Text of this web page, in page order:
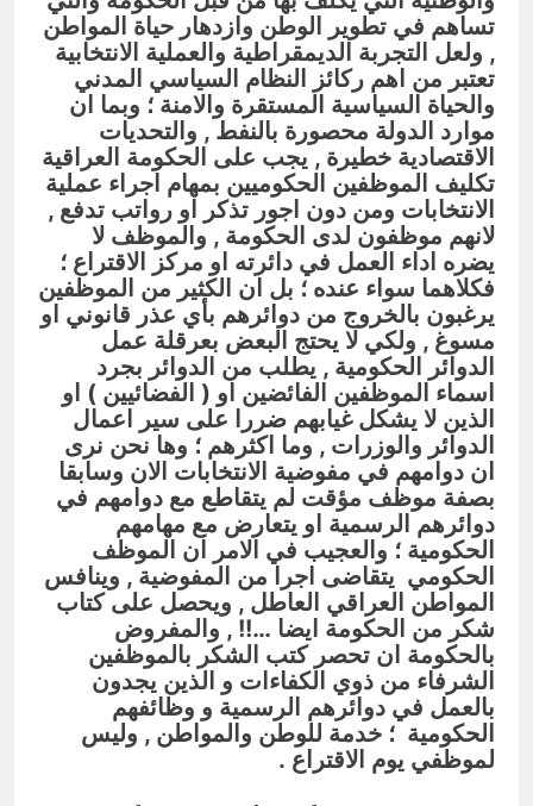
تساهم في تطوير الوطن وازدهار حياة المواطن
, ولعل التجربة الديمقراطية والعملية الانتخابية
تعتبر من اهم ركائز النظام السياسي المدني
والحياة السياسية المستقرة والامنة ؛ وبما ان
موارد الدولة محصورة بالنفط , والتحديات
الاقتصادية خطيرة , يجب على الحكومة العراقية
تكليف الموظفين الحكوميين بمهام اجراء عملية
الانتخابات ومن دون اجور تذكر او رواتب تدفع ,
لانهم موظفون لدى الحكومة , والموظف لا
يضره اداء العمل في دائرته او مركز الاقتراع ؛
فكلاهما سواء عنده ؛ بل ان الكثير من الموظفين
يرغبون بالخروج من دوائرهم بأي عذر قانوني او
مسوغ , ولكي لا يحتج البعض بعرقلة عمل
الدوائر الحكومية , يطلب من الدوائر بجرد
اسماء الموظفين الفائضين او ( الفضائيين ) او
الذين لا يشكل غيابهم ضررا على سير اعمال
الدوائر والوزرات , وما اكثرهم ؛ وها نحن نرى
ان دوامهم في مفوضية الانتخابات الان وسابقا
بصفة موظف مؤقت لم يتقاطع مع دوامهم في
دوائرهم الرسمية او يتعارض مع مهامهم
الحكومية ؛ والعجيب في الامر ان الموظف
الحكومي يتقاضى اجرا من المفوضية , وينافس
المواطن العراقي العاطل , ويحصل على كتاب
شكر من الحكومة ايضا …!! , والمفروض
بالحكومة ان تحصر كتب الشكر بالموظفين
الشرفاء من ذوي الكفاءات و الذين يجدون
بالعمل في دوائرهم الرسمية و وظائفهم
الحكومية ؛ خدمة للوطن والمواطن , وليس
لموظفي يوم الاقتراع .